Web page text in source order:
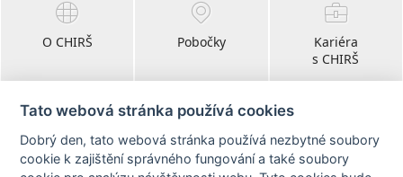
O CHIRŠ Pobočky
Kariéra
s CHIRŠ
Blog
realitní články
Tato webová stránka používá cookies
Dobrý den, tato webová stránka používá nezbytné soubory
cookie k zajištění správného fungování a také soubory